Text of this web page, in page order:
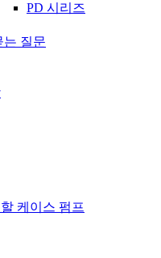
PD 시리즈
는 질문
케이스 펌프